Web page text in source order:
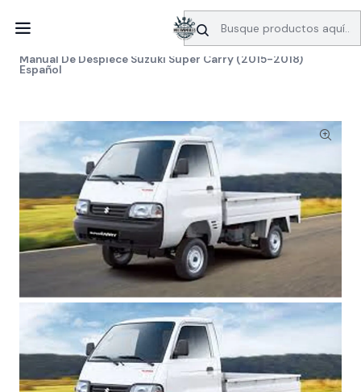
SERVICIO DE BÚSQUEDA DE INFORMACIÓN AUTOMOTRIZ
Manuales de despiece Suzuki
Manual De Despiece Suzuki Super Carry (2015-2018)
Español